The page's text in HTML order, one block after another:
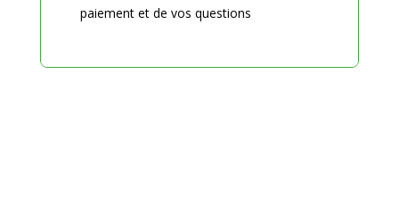
paiement et de vos questions